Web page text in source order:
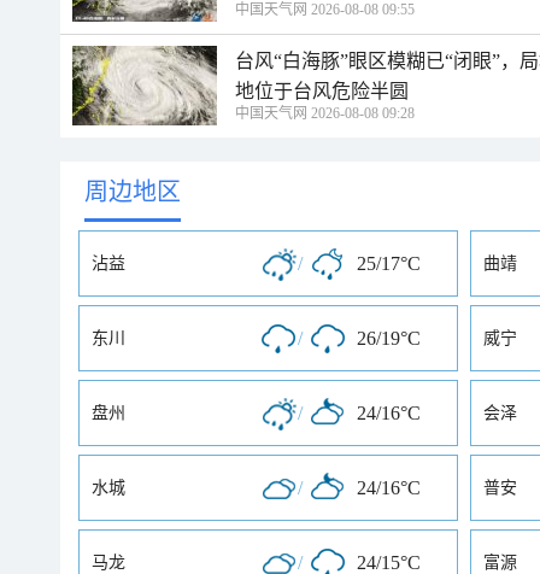
中国天气网 2026-08-08 09:55
台风“白海豚”眼区模糊已“闭眼”，
地位于台风危险半圆
中国天气网 2026-08-08 09:28
周边地区
沾益 / 25/17°C 曲靖
东川 / 26/19°C 威宁
盘州 / 24/16°C 会泽
水城 / 24/16°C 普安
马龙 / 24/15°C 富源